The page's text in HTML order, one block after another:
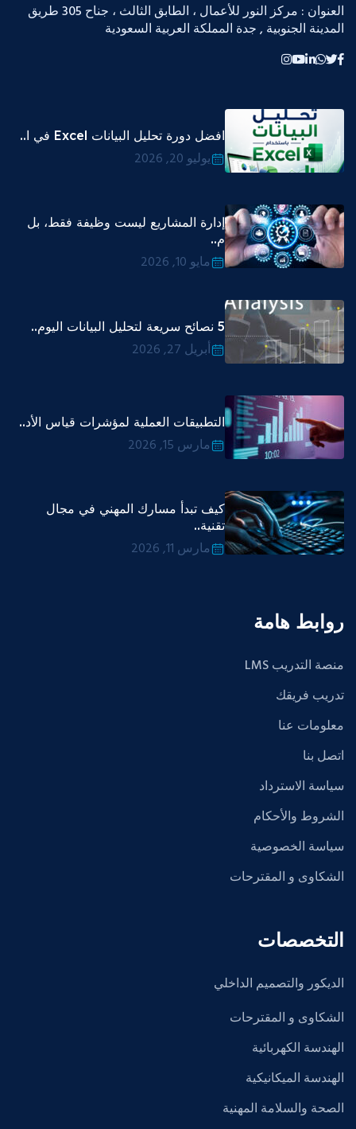
العنوان : مركز النور للأعمال ، الطابق الثالث ، جناح 305 طريق
المدينة الجنوبية , جدة المملكة العربية السعودية
افضل دورة تحليل البيانات Excel في ا..
يوليو 20, 2026
إدارة المشاريع ليست وظيفة فقط، بل
م..
مايو 10, 2026
5 نصائح سريعة لتحليل البيانات اليوم..
أبريل 27, 2026
التطبيقات العملية لمؤشرات قياس الأد..
مارس 15, 2026
كيف تبدأ مسارك المهني في مجال
تقنية..
مارس 11, 2026
روابط هامة
منصة التدريب LMS
تدريب فريقك
معلومات عنا
اتصل بنا
سياسة الاسترداد
الشروط والأحكام
سياسة الخصوصية
الشكاوى و المقترحات
التخصصات
الديكور والتصميم الداخلي
الشكاوى و المقترحات
الهندسة الكهربائية
الهندسة الميكانيكية
الصحة والسلامة المهنية